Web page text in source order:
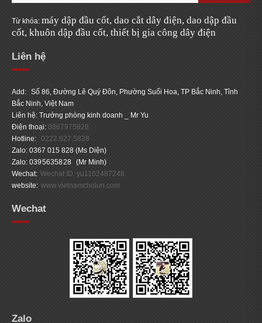
Từ khóa: máy dập đầu cốt, dao cắt dây điện, dao dập đầu
cốt, khuôn dập đầu cốt, thiết bị gia công dây điện
Liên hệ
Add: Số 86, Đường Lê Quý Đôn, Phường Suối Hoa, TP Bắc Ninh, Tỉnh
Bắc Ninh, Việt Nam
Liên hệ: Trưởng phòng kinh doanh _ Mr Yu
Điện thoại: 0867975828
Hotline: 0222.627.5828
Zalo: 0367 015 828 (Ms Diện)
Zalo: 0395635828
(Mr Minh)
Wechat: Wechat ID: yu1162487248
website: www.vietnamchulun.com
Wechat
Zalo